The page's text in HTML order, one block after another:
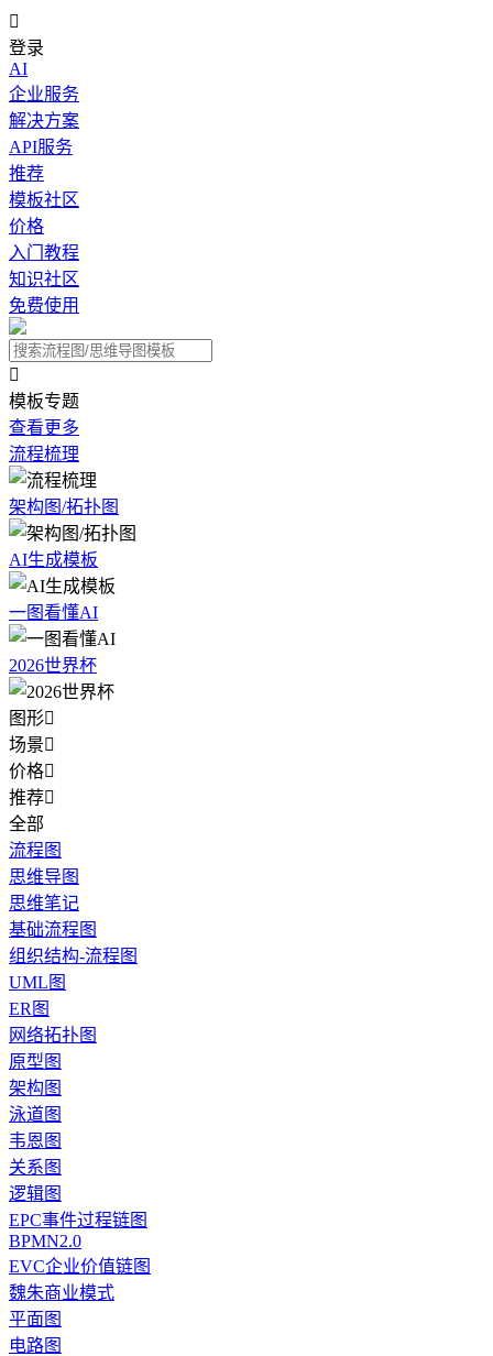

登录
AI
企业服务
解决方案
API服务
推荐
模板社区
价格
入门教程
知识社区
免费使用

模板专题
查看更多
流程梳理
架构图/拓扑图
AI生成模板
一图看懂AI
2026世界杯
图形
场景
价格
推荐
全部
流程图
思维导图
思维笔记
基础流程图
组织结构-流程图
UML图
ER图
网络拓扑图
原型图
架构图
泳道图
韦恩图
关系图
逻辑图
EPC事件过程链图
BPMN2.0
EVC企业价值链图
魏朱商业模式
平面图
电路图